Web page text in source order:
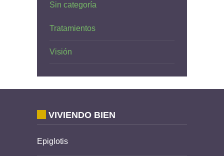
Sin categoría
Tratamientos
Visión
VIVIENDO BIEN
Epiglotis